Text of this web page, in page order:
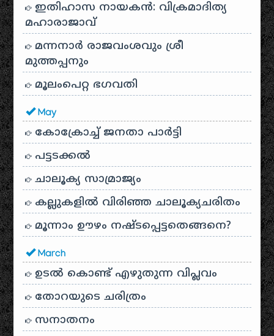
ഇതിഹാസ നായകൻ: വിക്രമാദിത്യ
മഹാരാജാവ്
മന്നനാർ രാജവംശവും ശ്രീ
മുത്തപ്പനും
മൂലംപെറ്റ ഭഗവതി
May
കോക്രോച്ച് ജനതാ പാർട്ടി
പട്ടടക്കൽ
ചാലൂക്യ സാമ്രാജ്യം
കല്ലുകളിൽ വിരിഞ്ഞ ചാലൂക്യചരിതം
മൂന്നാം ഊഴം നഷ്ടപ്പെട്ടതെങ്ങനെ?
March
ഉടൽ കൊണ്ട് എഴുതുന്ന വിപ്ലവം
തോറയുടെ ചരിത്രം
സനാതനം